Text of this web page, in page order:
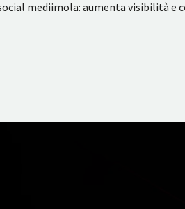
mediimola: aumenta visibilità e